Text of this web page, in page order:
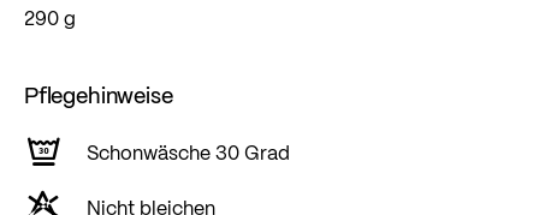
290 g
Pflegehinweise
Schonwäsche 30 Grad
Nicht bleichen